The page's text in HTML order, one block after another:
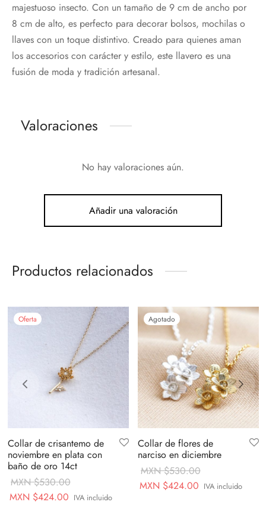
majestuoso insecto. Con un tamaño de 9 cm de ancho por
8 cm de alto, es perfecto para decorar bolsos, mochilas o
llaves con un toque distintivo. Creado para quienes aman
los accesorios con carácter y estilo, este llavero es una
fusión de moda y tradición artesanal.
Valoraciones
No hay valoraciones aún.
Añadir una valoración
Productos relacionados
Oferta
Collar de crisantemo de
noviembre en plata con
baño de oro 14ct
MXN $530.00
Original
MXN $424.00 Current
IVA incluido
Agotado
Collar de flores de
narciso en diciembre
MXN $530.00
Original
MXN $424.00 Current
IVA incluido